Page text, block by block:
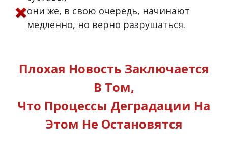
они же, в свою очередь, начинают
медленно, но верно разрушаться.
Плохая Новость Заключается
В Том,
Что Процессы Деградации На
Этом Не Остановятся